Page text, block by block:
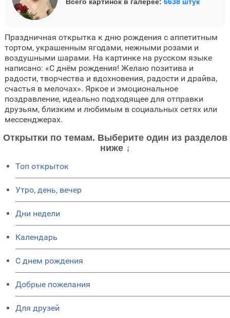
Праздничная открытка к дню рождения с аппетитным
тортом, украшенным ягодами, нежными розами и
воздушными шарами. На картинке на русском языке
написано: «С днём рождения! Желаю позитива и
радости, творчества и вдохновения, радости и драйва,
счастья в мелочах». Яркое и эмоциональное
поздравление, идеально подходящее для отправки
друзьям, близким и любимым в социальных сетях или
мессенджерах.
Открытки по темам. Выберите один из разделов
ниже ↓
Топ открыток
Утро, день, вечер
Дни недели
Календарь
C днем рождения
Добрые пожелания
Для друзей